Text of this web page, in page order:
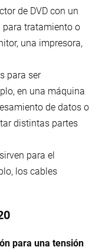
de DVD con un
tratamiento o
una impresora,
para ser
en una máquina
de datos o
distintas partes
para el
los cables
para una tensión